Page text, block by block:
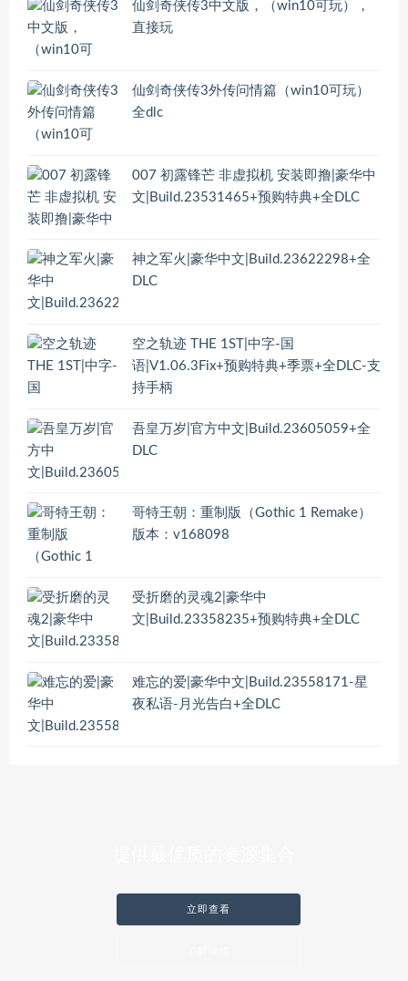
仙剑奇侠传3中文版，（win10可玩），
直接玩
仙剑奇侠传3外传问情篇（win10可玩）
全dlc
007 初露锋芒 非虚拟机 安装即撸|豪华中
文|Build.23531465+预购特典+全DLC
神之军火|豪华中文|Build.23622298+全
DLC
空之轨迹 THE 1ST|中字-国
语|V1.06.3Fix+预购特典+季票+全DLC-支
持手柄
吾皇万岁|官方中文|Build.23605059+全
DLC
哥特王朝：重制版（Gothic 1 Remake）
版本：v168098
受折磨的灵魂2|豪华中
文|Build.23358235+预购特典+全DLC
难忘的爱|豪华中文|Build.23558171-星
夜私语-月光告白+全DLC
立即查看